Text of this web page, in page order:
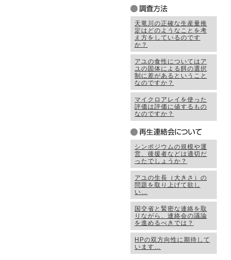
天竜川の正確な生産量推
定はどのようなことを考
え方をしているのです
か？
アユの食性についてはア
ユの固体による餌の選択
制に差があるということ
なのですか？
マイクロアレイを使った
評価は評価に値するもの
なのですか？
シンポジウムの規模や運
営、後援者などは適切だ
ったでしょうか？
アユの生長（大きさ）の
問題を取り上げて欲し
い…
国交省と緊密な連絡を取
りながら、連絡会の議論
を進めるべきでは？
HPの双方向性に期待して
います…